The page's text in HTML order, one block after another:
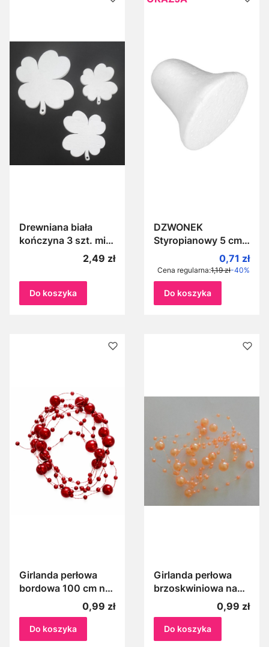
Drewniana biała
kończyna 3 szt. mix
wielkości kończyny
drewniane białe
różne rozmiary
Cena
2,49 zł
Do koszyka
DZWONEK
Styropianowy 5 cm
styropianu pełny
Dzwoneczek
Dzwonki
styropianowe
Cena
0,71 zł
Cena regularna:1,19 zł-40%
Do koszyka
Girlanda perłowa
bordowa 100 cm na
bordowe koraliki 1 m
Cena
0,99 zł
Do koszyka
Girlanda perłowa
brzoskwiniowa na
żyłce, Perełki na
żyłce brzoskwiniowe
1m
Cena
0,99 zł
Do koszyka